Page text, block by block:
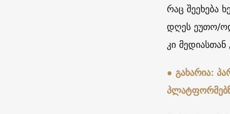
რაც შეეხება
დღეს ეუთო/
კი მედიასთან
● გახარია: